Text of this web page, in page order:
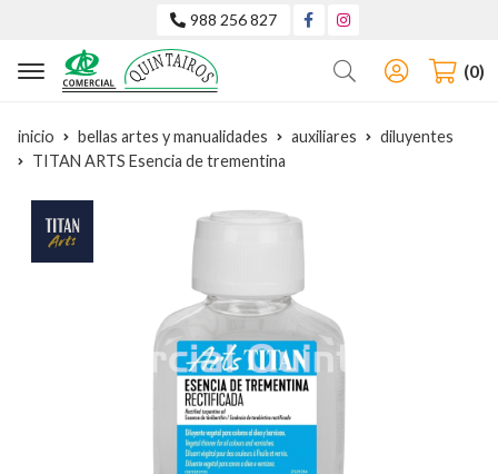
988 256 827
Buscar 0
inicio bellas artes y manualidades auxiliares
diluyentes
TITAN ARTS Esencia de trementina